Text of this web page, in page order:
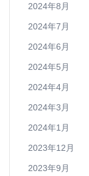
2024年8月
2024年7月
2024年6月
2024年5月
2024年4月
2024年3月
2024年1月
2023年12月
2023年9月